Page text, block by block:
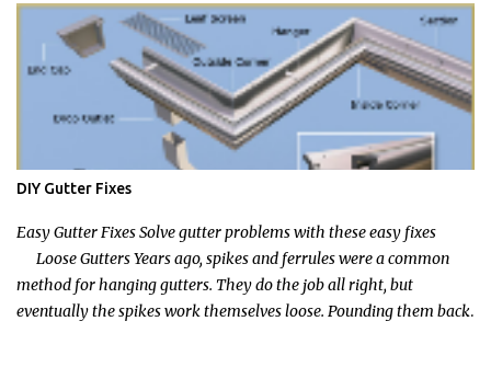
bağlantılar koyması. Microsoft ayrıca, çeşitli sosyal medya
özelliklerini de deniyor. ABD'deki Bing kullanıcıları aranan
konuyla ilgili daha fazla bilgi verebilecek Facebook arkadaşları
listesi öneriyor. BiNG Yandex Rusya'nın en popüler arama motoru
Yandex'in İngilizce, Türkçe ve Ukraynaca versiyonları da
bulunuyor. Şirket şimdi arama sonuçlarında 'adalar' adlı yeni bir
özellik sunuyor. Bu özellikle, doğrudan aranan unsurla ilgili bir
dizi bilgi sunuluyor. Örneğin, 'Aeroflot check in Moskova' şeklinde
bir arama yap...
DIY Gutter Fixes
Easy Gutter Fixes Solve gutter problems with these easy fixes
Loose Gutters Years ago, spikes and ferrules were a common
method for hanging gutters. They do the job all right, but
eventually the spikes work themselves loose. Pounding them back